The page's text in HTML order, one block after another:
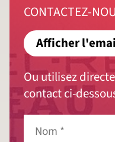
CONTACTEZ-
Afficher
Ou utilisez
contact ci-